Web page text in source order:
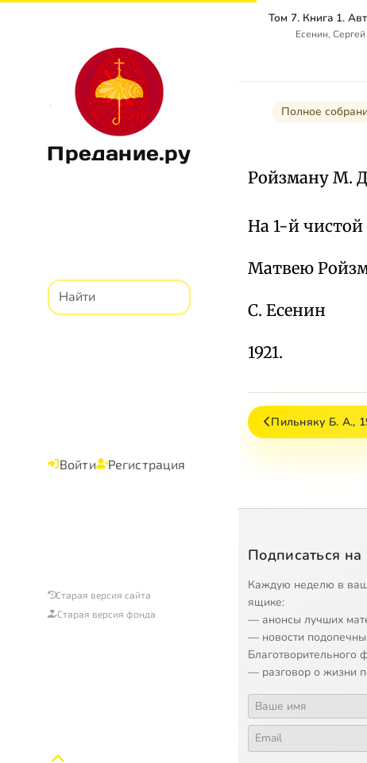
Предание.ру
Войти Регистрация
Старая версия сайта
Старая версия фонда
Есенин,
Полное
Ройзману М.
На 1-й
Матвею
С. Есенин
1921.
Пильняку Б. А.,
Подписаться на
Каждую неделю в
ящике:
— анонсы лучших
— новости
Благотворительного
— разговор о жизни